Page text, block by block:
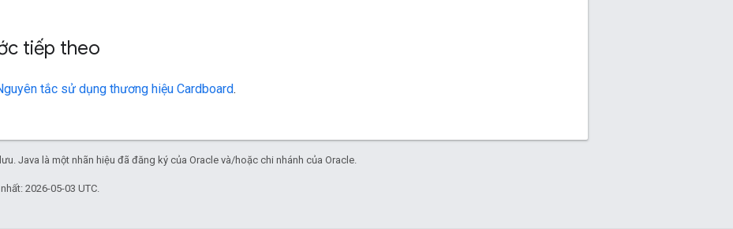
tiếp theo
tắc sử dụng thương hiệu Cardboard.
Java là một nhãn hiệu đã đăng ký của Oracle và/hoặc chi nhánh của Oracle.
2026-05-03 UTC.